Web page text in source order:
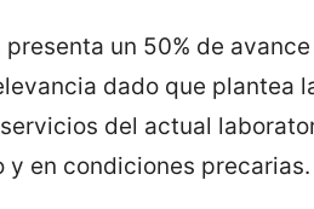
un 50% de
dado que plantea
del actual
y en condiciones precarias.